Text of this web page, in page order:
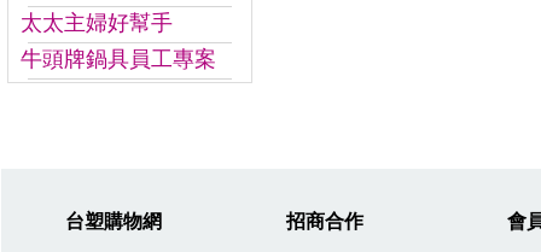
太太主婦好幫手
牛頭牌鍋具員工專案
台塑購物網 招商合作 會